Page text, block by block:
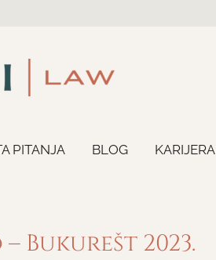
PITANJA BLOG KARIJERA
Bukurešt 2023.